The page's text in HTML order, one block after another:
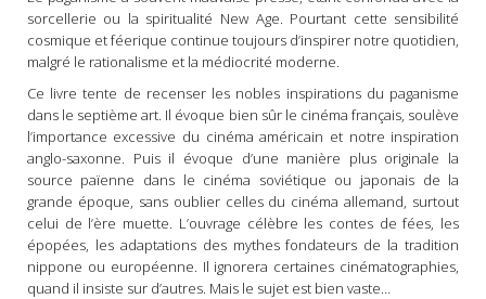
sorcellerie ou la spiritualité New Age. Pourtant cette sensibilité
cosmique et féerique continue toujours d’inspirer notre quotidien,
malgré le rationalisme et la médiocrité moderne.
Ce livre tente de recenser les nobles inspirations du paganisme
dans le septième art. Il évoque bien sûr le cinéma français, soulève
l’importance excessive du cinéma américain et notre inspiration
anglo-saxonne. Puis il évoque d’une manière plus originale la
source païenne dans le cinéma soviétique ou japonais de la
grande époque, sans oublier celles du cinéma allemand, surtout
celui de l’ère muette. L’ouvrage célèbre les contes de fées, les
épopées, les adaptations des mythes fondateurs de la tradition
nippone ou européenne. Il ignorera certaines cinématographies,
quand il insiste sur d’autres. Mais le sujet est bien vaste…